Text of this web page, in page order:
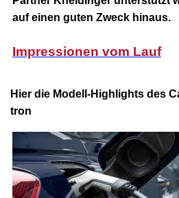
auf einen guten Zweck hinaus.
Impressionen vom Lauf
Hier die Modell-Highlights des
tron